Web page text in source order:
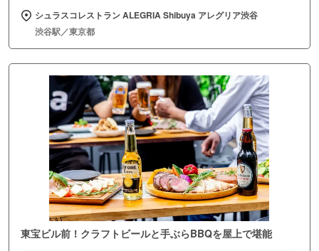
シュラスコレストラン ALEGRIA Shibuya アレグリア渋谷
渋谷駅／東京都
東宝ビル前！クラフトビールと手ぶらBBQを屋上で堪能